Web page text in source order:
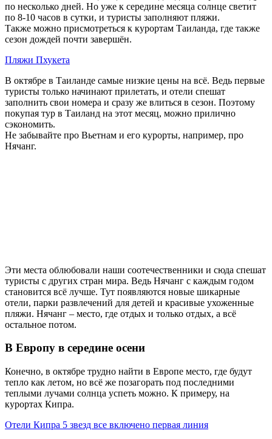
по несколько дней. Но уже к середине месяца солнце светит
по 8-10 часов в сутки, и туристы заполняют пляжи.
Также можно присмотреться к курортам Таиланда, где также
сезон дождей почти завершён.
Пляжи Пхукета
В октябре в Таиланде самые низкие цены на всё. Ведь первые
туристы только начинают прилетать, и отели спешат
заполнить свои номера и сразу же влиться в сезон. Поэтому
покупая тур в Таиланд на этот месяц, можно прилично
сэкономить.
Не забывайте про Вьетнам и его курорты, например, про
Нячанг.
Эти места облюбовали наши соотечественники и сюда спешат
туристы с других стран мира. Ведь Нячанг с каждым годом
становится всё лучше. Тут появляются новые шикарные
отели, парки развлечений для детей и красивые ухоженные
пляжи. Нячанг – место, где отдых и только отдых, а всё
остальное потом.
В Европу в середине осени
Конечно, в октябре трудно найти в Европе место, где будут
тепло как летом, но всё же позагорать под последними
теплыми лучами солнца успеть можно. К примеру, на
курортах Кипра.
Отели Кипра 5 звезд все включено первая линия